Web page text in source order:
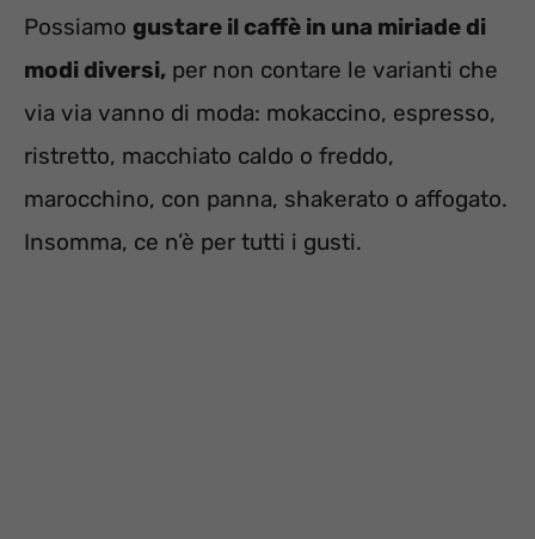
Possiamo gustare il caffè in una miriade di
modi diversi, per non contare le varianti che
via via vanno di moda: mokaccino, espresso,
ristretto, macchiato caldo o freddo,
marocchino, con panna, shakerato o affogato.
Insomma, ce n’è per tutti i gusti.